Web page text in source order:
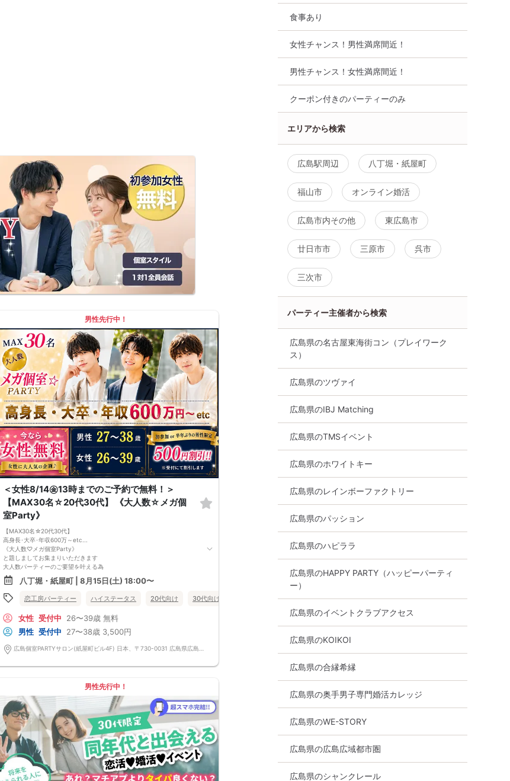
八丁堀・紙屋町
男性先行中！
＜女性8/14㊎13時までのご予約で無料！＞
【MAX30名☆20代30代】 《大人数☆メガ個
室Party》
【MAX30名☆20代30代】
高身長･大卒･年収600万～etc...
《大人数♡メガ個室Party》
と題しましてお集まりいただきます
大人数パーティーのご要望を叶える為
安心安全に恋活できる
1対1個室の大人数Partyを企画♪♪
ゆったりとした個室スペースで
いつもより時間を延長し沢山の方との
初参加・1人参加の人も多数なので
誰でも気軽に楽しめますよ♡
男性には
身長175cm以上・公務員・大卒など
の中から1つ以上当てはまる
【プロフィールカード】を基に
「マッチングアプリでは出会えない」
「そろそろ本気で出会いたい」
そんな方におススメです！
貴方の求めている同年代に出会えるかも♪♪
最後の恋人を探しに来てみませんか！
女性には
よく笑うor優しいor素直or
恋人いそうor笑顔が可愛い
などと言われたことがあるor
八丁堀・紙屋町 | 8月15日(土) 18:00〜
恋工房パーティー ハイステータス 20代向け 30代向け 女性無料 広島県 八丁堀・紙屋町
女性 受付中 26〜39歳 無料
男性 受付中 27〜38歳 3,500円
男性先行中！
食事あり
女性チャンス！男性満席間近！
男性チャンス！女性満席間近！
クーポン付きのパーティーのみ
エリアから検索
広島駅周辺 八丁堀・紙屋町
福山市 オンライン婚活
広島市内その他 東広島市
廿日市市 三原市 呉市
三次市
パーティー主催者から検索
広島県の名古屋東海街コン（プレイワーク
ス）
広島県のツヴァイ
広島県のIBJ Matching
広島県のTMSイベント
広島県のホワイトキー
広島県のレインボーファクトリー
広島県のパッション
広島県のハピララ
広島県のHAPPY PARTY（ハッピーパーティ
ー）
広島県のイベントクラブアクセス
広島県のKOIKOI
広島県の合縁希縁
広島県の奥手男子専門婚活カレッジ
広島県のWE-STORY
広島県の広島広域都市圏
広島県のシャンクレール